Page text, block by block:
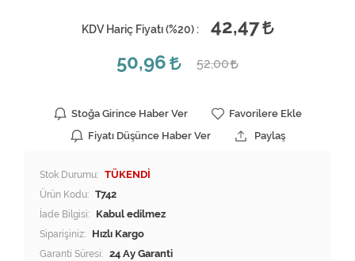
KDV Hariç Fiyatı (%20) :
42,47
50,96
52,00
Stoğa Girince Haber Ver
Favorilere Ekle
Fiyatı Düşünce Haber Ver
Paylaş
Stok Durumu: TÜKENDİ
Ürün Kodu: T742
İade Bilgisi:
Siparişiniz: Hızlı Kargo
Garanti Süresi: 24 Ay Garanti